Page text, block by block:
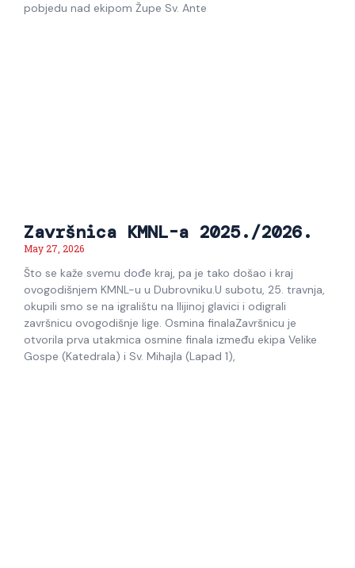
pobjedu nad ekipom Župe Sv. Ante
Završnica KMNL-a 2025./2026.
May 27, 2026
Što se kaže svemu dođe kraj, pa je tako došao i kraj
ovogodišnjem KMNL-u u Dubrovniku.U subotu, 25. travnja,
okupili smo se na igralištu na Ilijinoj glavici i odigrali
završnicu ovogodišnje lige. Osmina finalaZavršnicu je
otvorila prva utakmica osmine finala između ekipa Velike
Gospe (Katedrala) i Sv. Mihajla (Lapad 1),